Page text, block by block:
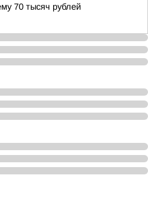
70 тысяч рублей